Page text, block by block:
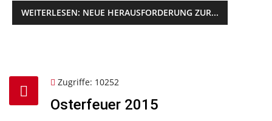
WEITERLESEN: NEUE HERAUSFORDERUNG ZUR...
Zugriffe: 10252
Osterfeuer 2015